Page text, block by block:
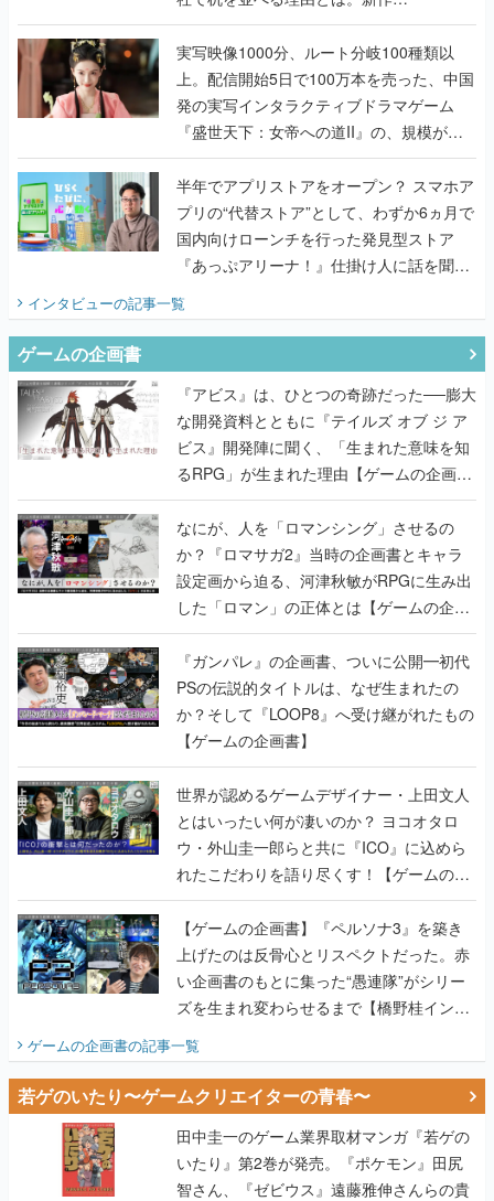
『TATSUJIN EXTREME』で初タッグを組
んだレジェンド2人に訊く開発秘話
実写映像1000分、ルート分岐100種類以
上。配信開始5日で100万本を売った、中国
発の実写インタラクティブドラマゲーム
『盛世天下：女帝への道II』の、規模が違
うこだわりをプロデューサーに聞いた
半年でアプリストアをオープン？ スマホア
プリの“代替ストア”として、わずか6ヵ月で
国内向けローンチを行った発見型ストア
『あっぷアリーナ！』仕掛け人に話を聞い
インタビューの記事一覧
ゲームの企画書
『アビス』は、ひとつの奇跡だった──膨大
な開発資料とともに『テイルズ オブ ジ ア
ビス』開発陣に聞く、「生まれた意味を知
るRPG」が生まれた理由【ゲームの企画
書】
なにが、人を「ロマンシング」させるの
か？『ロマサガ2』当時の企画書とキャラ
設定画から迫る、河津秋敏がRPGに生み出
した「ロマン」の正体とは【ゲームの企画
書】
『ガンパレ』の企画書、ついに公開━初代
PSの伝説的タイトルは、なぜ生まれたの
か？そして『LOOP8』へ受け継がれたもの
【ゲームの企画書】
世界が認めるゲームデザイナー・上田文人
とはいったい何が凄いのか？ ヨコオタロ
ウ・外山圭一郎らと共に『ICO』に込めら
れたこだわりを語り尽くす！【ゲームの企
画書】
【ゲームの企画書】『ペルソナ3』を築き
上げたのは反骨心とリスペクトだった。赤
い企画書のもとに集った“愚連隊”がシリー
ズを生まれ変わらせるまで【橋野桂インタ
ゲームの企画書の記事一覧
若ゲのいたり〜ゲームクリエイターの青春〜
田中圭一のゲーム業界取材マンガ『若ゲの
いたり』第2巻が発売。『ポケモン』田尻
智さん、『ゼビウス』遠藤雅伸さんらの貴